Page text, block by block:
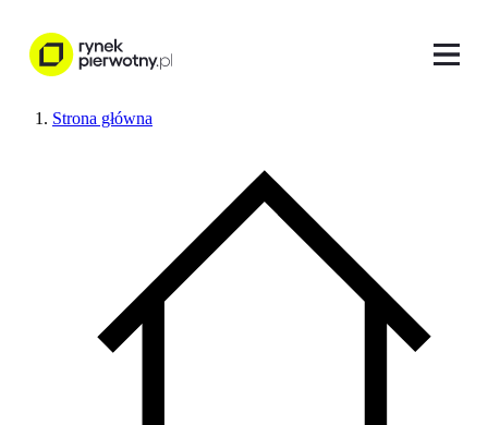
Strona główna